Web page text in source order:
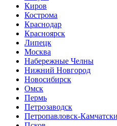
Киров
Кострома
Краснодар
Красноярск
Липецк
Москва
Набережные Челны
Нижний Новгород
Новосибирск
Омск
Пермь
Петрозаводск
Петропавловск-